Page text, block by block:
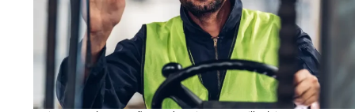
Maior tempo de operação com bateria para empilhadeira